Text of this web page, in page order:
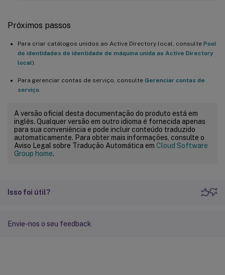
Próximos passos
Para criar catálogos unidos ao Active Directory local, consulte Pool
de identidades de identidade de máquina unida ao Active Directory
local).
Para gerenciar contas de serviço, consulte Gerenciar contas de
serviço
A versão oficial desta documentação do produto está em
inglês. Qualquer versão em outro idioma é fornecida apenas
para sua conveniência e pode incluir conteúdo traduzido
automaticamente. Para obter mais informações, consulte o
Aviso Legal sobre Tradução Automática em Cloud Software
Group home.
Isso foi útil?
Envie-nos o seu feedback